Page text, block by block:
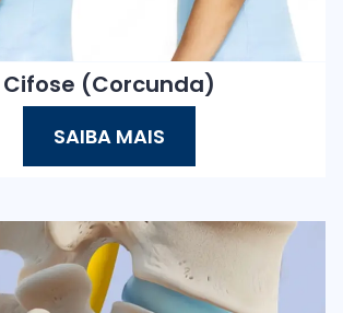
Cifose (Corcunda)
SAIBA MAIS